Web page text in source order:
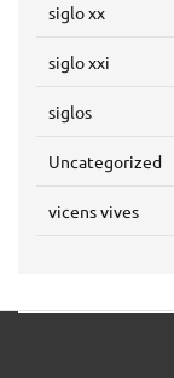
siglo xx
siglo xxi
siglos
Uncategorized
vicens vives